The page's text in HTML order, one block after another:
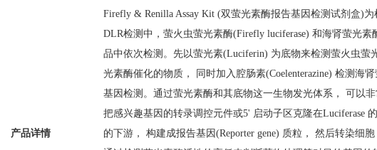
产品详情
Firefly & Renilla Assay Kit (双萤光素酶报告基因检测试剂盒)为
DLR检测中，萤火虫萤光素酶(Firefly luciferase) 和海肾萤光素
品中依次检测。先以萤光素(Luciferin) 为底物来检测萤火虫萤
光素酶催化的物质， 同时加入腔肠素(Coelenterazine) 检测海
基因检测。通过萤光素酶和其底物这一生物发光体系， 可以
把感兴趣基因的转录调控元件或5' 启动子区克隆在Luciferase
的下游， 构建成报告基因 (Reporter gene) 质粒， 然后转染细